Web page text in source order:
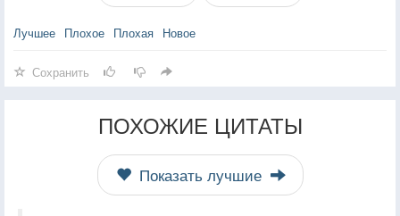
Лучшее Плохое Плохая Новое
Сохранить
ПОХОЖИЕ ЦИТАТЫ
Показать лучшие